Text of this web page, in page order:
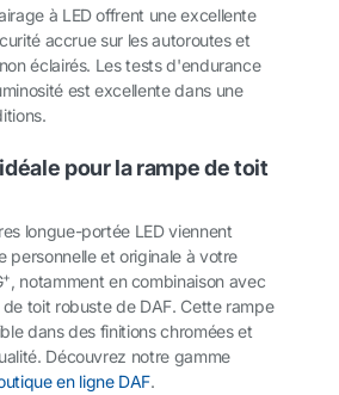
à LED offrent une excellente
accrue sur les autoroutes et
éclairés. Les tests d'endurance
est excellente dans une
pour la rampe de toit
longue-portée LED viennent
personnelle et originale à votre
+ , notamment en combinaison avec
toit robuste de DAF. Cette rampe
dans des finitions chromées et
Découvrez notre gamme
en ligne DAF.